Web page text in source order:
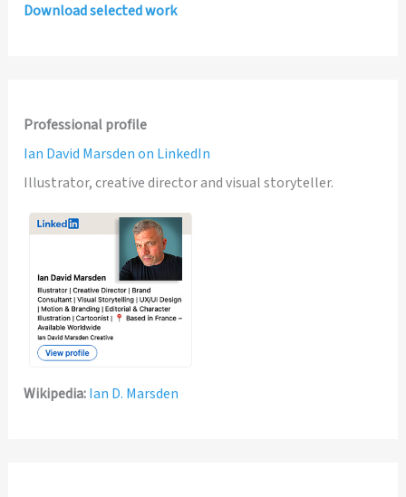
Download selected work
Professional profile
Ian David Marsden on LinkedIn
Illustrator, creative director and visual storyteller.
Wikipedia:Ian D. Marsden